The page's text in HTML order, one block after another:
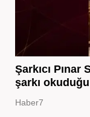
Şarkıcı
şarkı
Haber7